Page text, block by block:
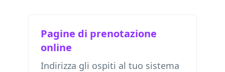
Pagine di prenotazione
online
Indirizza gli ospiti al tuo sistema